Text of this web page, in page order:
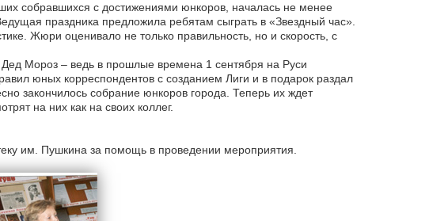
собравшихся с достижениями юнкоров, началась не менее
праздника предложила ребятам сыграть в «Звездный час».
Жюри оценивало не только правильность, но и скорость, с
Мороз – ведь в прошлые времена 1 сентября на Руси
юных корреспондентов с созданием Лиги и в подарок раздал
закончилось собрание юнкоров города. Теперь их ждет
на них как на своих коллег.
им. Пушкина за помощь в проведении мероприятия.